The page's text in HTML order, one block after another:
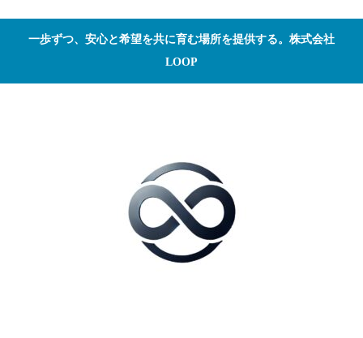
一歩ずつ、安心と希望を共に育む場所を提供する。株式会社
LOOP